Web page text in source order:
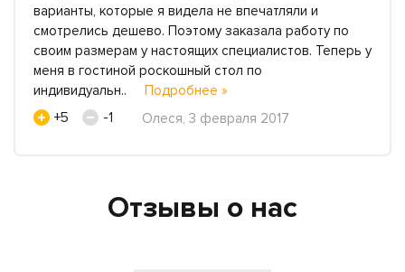
варианты, которые я видела не впечатляли и
смотрелись дешево. Поэтому заказала работу по
своим размерам у настоящих специалистов. Теперь у
меня в гостиной роскошный стол по
индивидуальн.. Подробнее »
+5
-1 Олеся, 3 февраля 2017
Отзывы о нас